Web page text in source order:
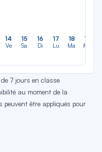
14
Ve
15
Sa
16
Di
17
Lu
18
Ma
19
Me
7 jours en classe
au moment de la
peuvent être appliqués pour